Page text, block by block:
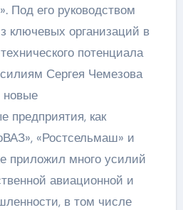
Под его руководством
ключевых организаций в
потенциала
Сергея Чемезова
новые
предприятия, как
«Ростсельмаш» и
приложил много усилий
авиационной и
в том числе